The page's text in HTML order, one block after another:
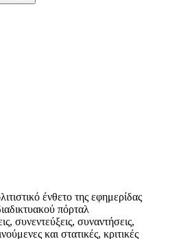
ένθετο της εφημερίδας
πόρταλ
συνεντεύξεις, συναντήσεις,
και στατικές, κριτικές